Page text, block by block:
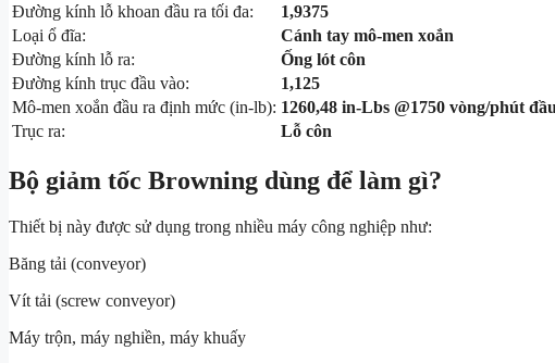
Đường kính lỗ khoan đầu ra tối đa:
1,9375
Loại ổ đĩa:
Cánh tay mô-men xoắn
Đường kính lỗ ra:
Ống lót côn
Đường kính trục đầu vào:
1,125
Mô-men xoắn đầu ra định mức (in-lb): 1260,48 in-Lbs @1750 vòng/phút
Trục ra:
Lỗ côn
Bộ giảm tốc Browning dùng để làm gì?
Thiết bị này được sử dụng trong nhiều máy công nghiệp như:
Băng tải (conveyor)
Vít tải (screw conveyor)
Máy trộn, máy nghiền, máy khuấy